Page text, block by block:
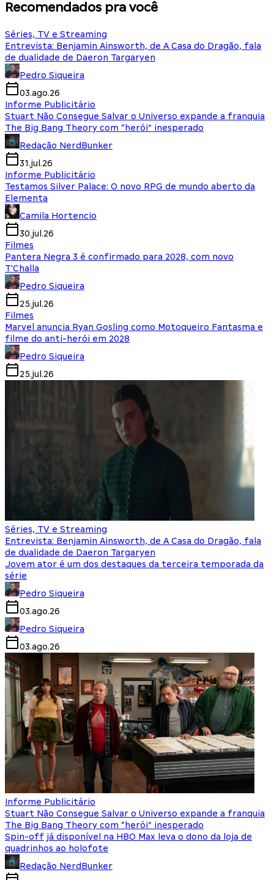
Recomendados pra você
Séries, TV e Streaming
Entrevista: Benjamin Ainsworth, de A Casa do Dragão, fala
de dualidade de Daeron Targaryen
Pedro Siqueira
03.ago.26
Informe Publicitário
Stuart Não Consegue Salvar o Universo expande a franquia
The Big Bang Theory com “herói” inesperado
Redação NerdBunker
31.jul.26
Informe Publicitário
Testamos Silver Palace: O novo RPG de mundo aberto da
Elementa
Camila Hortencio
30.jul.26
Filmes
Pantera Negra 3 é confirmado para 2028, com novo
T'Challa
Pedro Siqueira
25.jul.26
Filmes
Marvel anuncia Ryan Gosling como Motoqueiro Fantasma e
filme do anti-herói em 2028
Pedro Siqueira
25.jul.26
Séries, TV e Streaming
Entrevista: Benjamin Ainsworth, de A Casa do Dragão, fala
de dualidade de Daeron Targaryen
Jovem ator é um dos destaques da terceira temporada da
série
Pedro Siqueira
03.ago.26
Pedro Siqueira
03.ago.26
Informe Publicitário
Stuart Não Consegue Salvar o Universo expande a franquia
The Big Bang Theory com “herói” inesperado
Spin-off já disponível na HBO Max leva o dono da loja de
quadrinhos ao holofote
Redação NerdBunker